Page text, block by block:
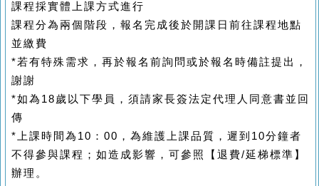
課程採實體上課方式進行
課程分為兩個階段，報名完成後於開課日前往課程地點
並繳費
*若有特殊需求，再於報名前詢問或於報名時備註提出，
謝謝
*如為 18歲以下學員，須請家長簽法定代理人同意書並回
傳
* 上課時間為 10 ： 00 ，為維護上課品質，遲到 10分鐘者
不得參與課程；如造成影響，可參照【退費/延梯標準】
辦理。